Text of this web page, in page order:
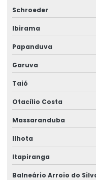
Análise físico química de
Análise físico química da
Análise físico química do
Análise físico química do
Análise físico química e
Análise físico química de
Análise de fósforo no solo
Análise granulométrica
Análise granulométrica do
Análise de higiene com
Schroeder
Ibirama
Papanduva
Garuva
Taió
Otacílio Costa
Massaranduba
Ilhota
Itapiranga
Balneário Arroio do